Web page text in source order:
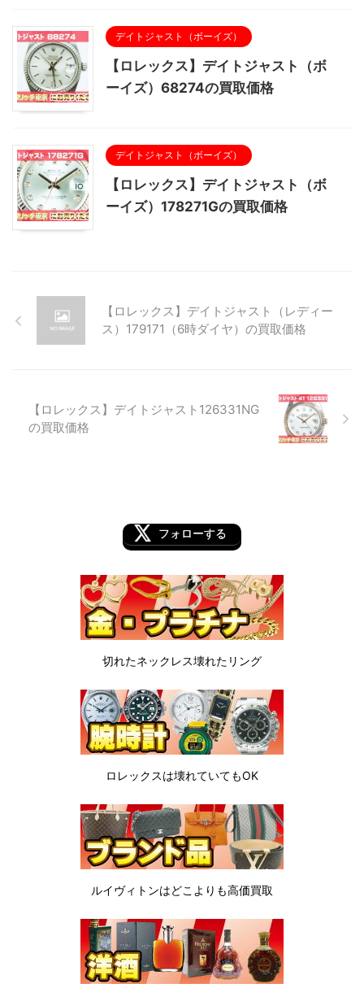
デイトジャスト（ボーイズ）
【ロレックス】デイトジャスト（ボ
ーイズ）68274の買取価格
デイトジャスト（ボーイズ）
【ロレックス】デイトジャスト（ボ
ーイズ）178271Gの買取価格
【ロレックス】デイトジャスト（レディー
ス）179171（6時ダイヤ）の買取価格
【ロレックス】デイトジャスト126331NG
の買取価格
フォローする
切れたネックレス壊れたリング
ロレックスは壊れていてもOK
ルイヴィトンはどこよりも高価買取